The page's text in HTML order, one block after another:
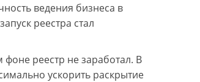
ведения бизнеса в
реестра стал
фоне реестр не заработал. В
ускорить раскрытие